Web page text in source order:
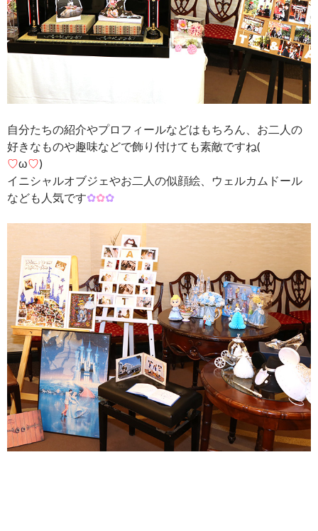
自分たちの紹介やプロフィールなどはもちろん、お二人の
好きなものや趣味などで飾り付けても素敵ですね(
♡ω♡)
イニシャルオブジェやお二人の似顔絵、ウェルカムドール
なども人気です✿✿✿